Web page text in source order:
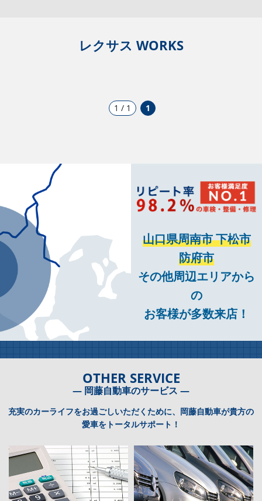
レクサス WORKS
1 / 1 1
山口県周南市 下松市
防府市
その他周辺エリアから
の
お客様が多数来店！
OTHER SERVICE
― 岡藤自動車のサービス ―
充実のカーライフをお過ごしいただくために、岡藤自動車が貴方の
愛車をトータルサポート！